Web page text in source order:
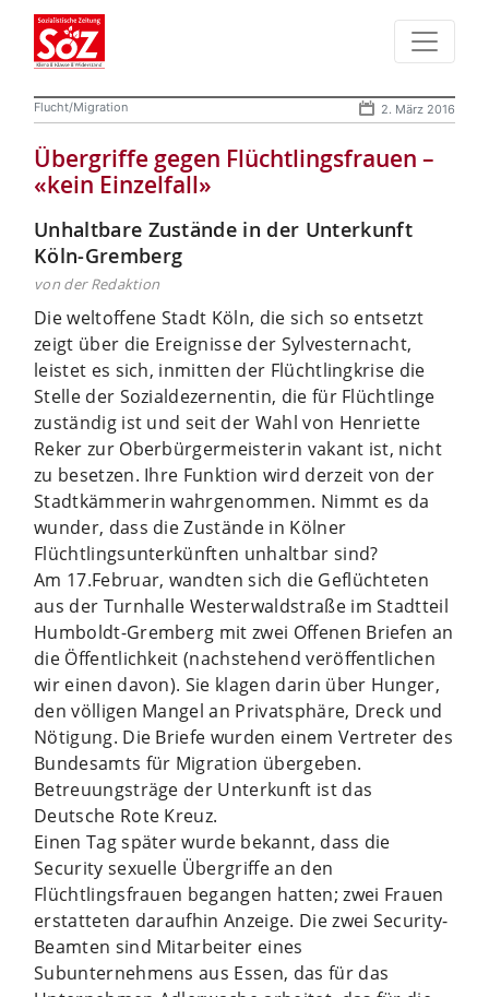
Flucht/Migration 2. März 2016
Übergriffe gegen Flüchtlingsfrauen –
«kein Einzelfall»
Unhaltbare Zustände in der Unterkunft
Köln-Gremberg
von der Redaktion
Die weltoffene Stadt Köln, die sich so entsetzt
zeigt über die Ereignisse der Sylvesternacht,
leistet es sich, inmitten der Flüchtlingkrise die
Stelle der Sozialdezernentin, die für Flüchtlinge
zuständig ist und seit der Wahl von Henriette
Reker zur Oberbürgermeisterin vakant ist, nicht
zu besetzen. Ihre Funktion wird derzeit von der
Stadtkämmerin wahrgenommen. Nimmt es da
wunder, dass die Zustände in Kölner
Flüchtlingsunterkünften unhaltbar sind?
Am 17.Februar, wandten sich die Geflüchteten
aus der Turnhalle Westerwaldstraße im Stadtteil
Humboldt-Gremberg mit zwei Offenen Briefen an
die Öffentlichkeit (nachstehend veröffentlichen
wir einen davon). Sie klagen darin über Hunger,
den völligen Mangel an Privatsphäre, Dreck und
Nötigung. Die Briefe wurden einem Vertreter des
Bundesamts für Migration übergeben.
Betreuungsträge der Unterkunft ist das
Deutsche Rote Kreuz.
Einen Tag später wurde bekannt, dass die
Security sexuelle Übergriffe an den
Flüchtlingsfrauen begangen hatten; zwei Frauen
erstatteten daraufhin Anzeige. Die zwei Security-
Beamten sind Mitarbeiter eines
Subunternehmens aus Essen, das für das